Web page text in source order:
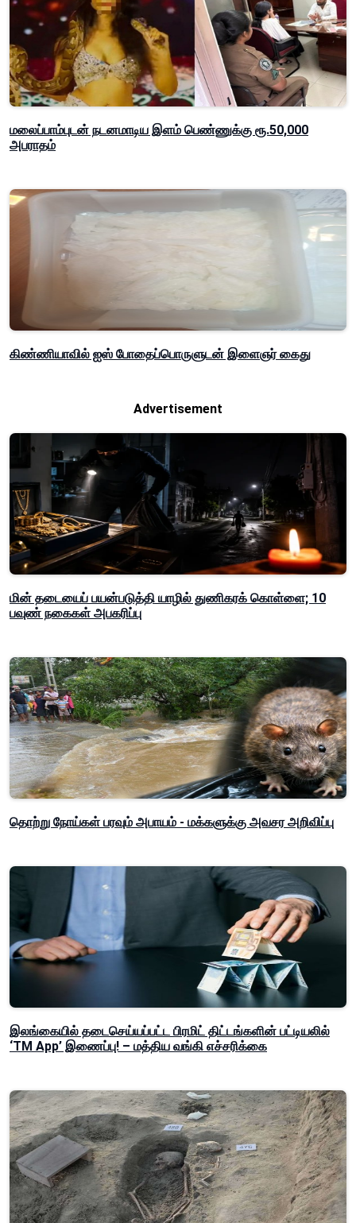
மலைப்பாம்புடன் நடனமாடிய இளம் பெண்ணுக்கு ரூ.50,000
அபராதம்
கிண்ணியாவில் ஐஸ் போதைப்பொருளுடன் இளைஞர் கைது
Advertisement
மின் தடையைப் பயன்படுத்தி யாழில் துணிகரக் கொள்ளை; 10
பவுண் நகைகள் அபகரிப்பு
தொற்று நோய்கள் பரவும் அபாயம் - மக்களுக்கு அவசர அறிவிப்பு
இலங்கையில் தடைசெய்யப்பட்ட பிரமிட் திட்டங்களின் பட்டியலில்
‘TM App’ இணைப்பு! – மத்திய வங்கி எச்சரிக்கை